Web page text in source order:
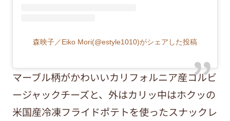
森映子／Eiko Mori(@estyle1010)がシェアした投稿
マーブル柄がかわいいカリフォルニア産コルビ
ージャックチーズと、外はカリッ中はホクッの
米国産冷凍フライドポテトを使ったスナックレ